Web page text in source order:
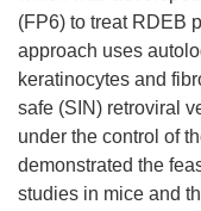
(FP6) to treat RDEB
approach uses
keratinocytes and
safe (SIN) retroviral
under the control of
demonstrated the
studies in mice and